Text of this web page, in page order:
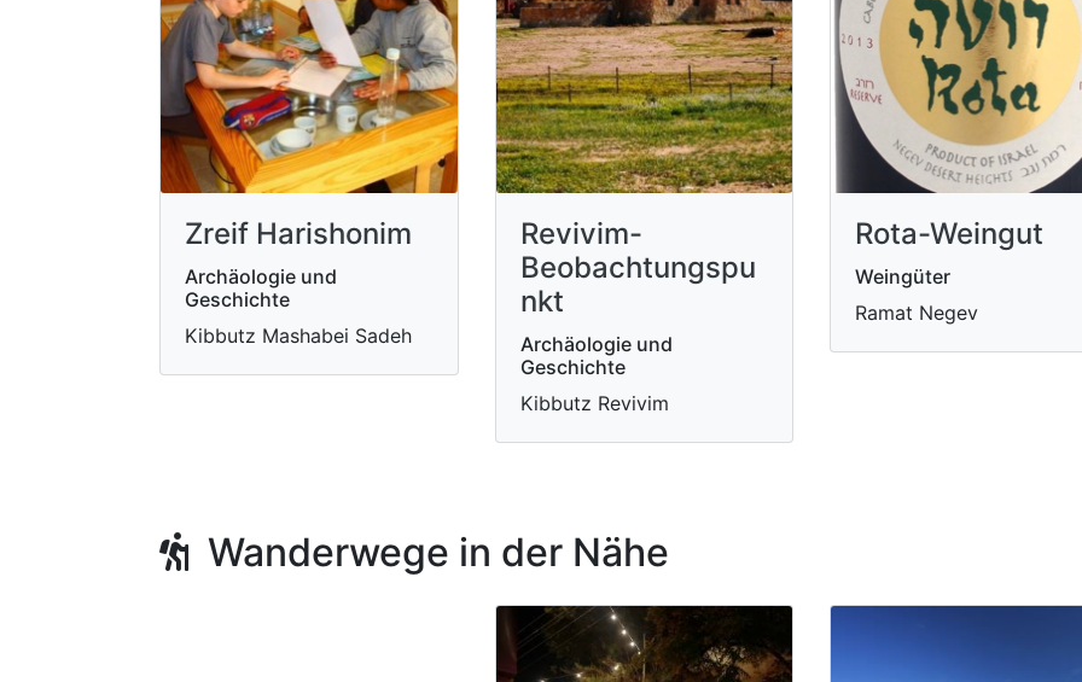
Zreif Harishonim
Archäologie und
Geschichte
Kibbutz Mashabei Sadeh
Revivim-
Beobachtungspu
nkt
Archäologie und
Geschichte
Kibbutz Revivim
Rota-Weingut
Weingüter
Ramat Negev
Wanderwege in der Nähe